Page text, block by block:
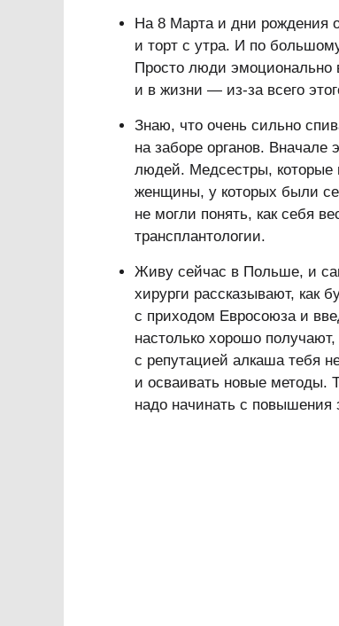
На 8 Марта и дни рождения
и торт с утра. И по
Просто люди эмоционально
и в жизни — из-за всего
Знаю, что очень сильно
на заборе органов. Вначале
людей. Медсестры, которые
женщины, у которых были
не могли понять, как себя
трансплантологии.
Живу сейчас в Польше, и
хирурги рассказывают, как
с приходом Евросоюза и
настолько хорошо
с репутацией алкаша тебя
и осваивать новые методы.
надо начинать с повышения